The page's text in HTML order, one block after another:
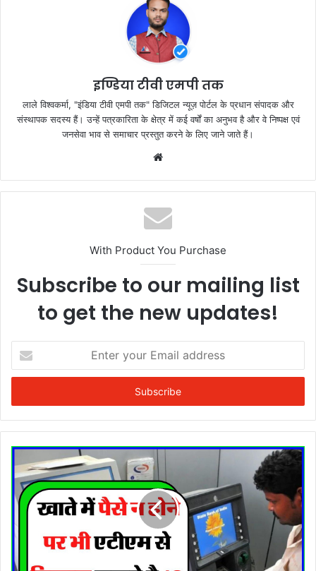
इण्डिया टीवी एमपी तक
लाले विश्वकर्मा, "इंडिया टीवी एमपी तक" डिजिटल न्यूज़ पोर्टल के प्रधान संपादक और
संस्थापक सदस्य हैं। उन्हें पत्रकारिता के क्षेत्र में कई वर्षों का अनुभव है और वे निष्पक्ष एवं
जनसेवा भाव से समाचार प्रस्तुत करने के लिए जाने जाते हैं।
With Product You Purchase
Subscribe to our mailing list
to get the new updates!
your
Email